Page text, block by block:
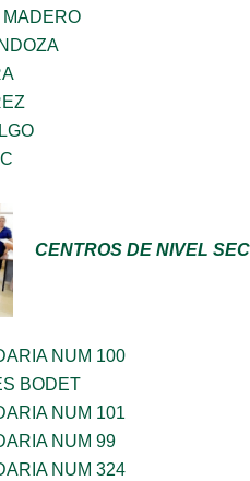
CENTROS DE NIVEL
NUM 100
BODET
NUM 101
NUM 99
NUM 324